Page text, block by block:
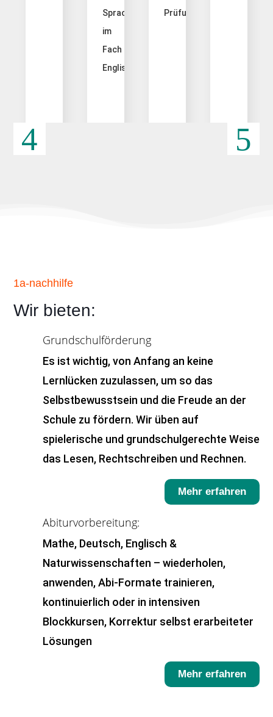
Sprachgefühl
im
Fach
Englisch.
Prüfungen.
1a-nachhilfe
Wir bieten:
Grundschulförderung
Es ist wichtig, von Anfang an keine
Lernlücken zuzulassen, um so das
Selbstbewusstsein und die Freude an der
Schule zu fördern. Wir üben auf
spielerische und grundschulgerechte Weise
das Lesen, Rechtschreiben und Rechnen.
Mehr erfahren
Abiturvorbereitung:
Mathe, Deutsch, Englisch &
Naturwissenschaften – wiederholen,
anwenden, Abi-Formate trainieren,
kontinuierlich oder in intensiven
Blockkursen, Korrektur selbst erarbeiteter
Lösungen
Mehr erfahren